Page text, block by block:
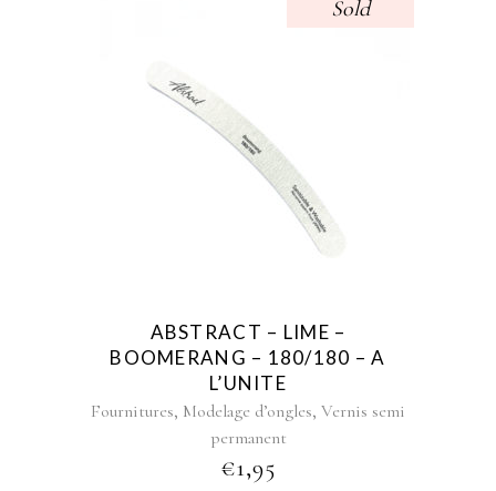
Sold
ABSTRACT – LIME –
BOOMERANG – 180/180 – A
L’UNITE
Fournitures, Modelage d’ongles, Vernis semi
permanent
€1,95